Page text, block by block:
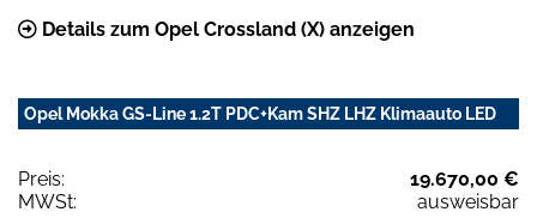
Details zum Opel Crossland (X) anzeigen
Opel Mokka GS-Line 1.2T PDC+Kam SHZ LHZ Klimaauto LED
Preis:
19.670,00 €
MWSt:
ausweisbar